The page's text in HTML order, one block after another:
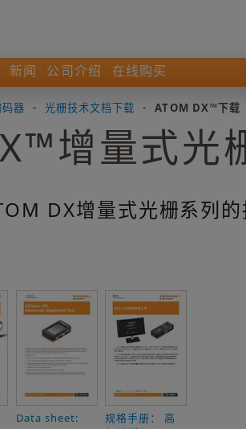
新闻 公司介绍 在线购买
器 - 光栅技术文档下载 - ATOM DX™下载
增量式光
DX增量式光栅系列的
Data sheet:
规格手册： 高